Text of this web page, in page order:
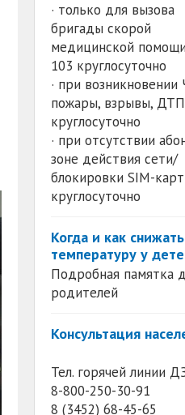
· только для вызова
бригады скорой
медицинской
103 круглосуточно
· при
пожары, взрывы,
круглосуточно
· при отсутствии
зоне действия сети/
блокировки SIM-
круглосуточно
Когда и как снижать
температуру у
Подробная памятка
родителей
Консультация
Тел. горячей линии
8-800-250-30-91
8 (3452) 68-45-65